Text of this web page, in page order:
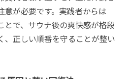
意が必要です。実践者からは
とで、サウナ後の爽快感が格段
、正しい順番を守ることが整い